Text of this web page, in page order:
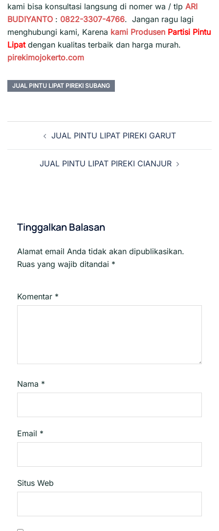
kami bisa konsultasi langsung di nomer wa / tlp ARI
BUDIYANTO : 0822-3307-4766. Jangan ragu lagi
menghubungi kami, Karena kami Produsen Partisi Pintu
Lipat dengan kualitas terbaik dan harga murah.
pirekimojokerto.com
JUAL PINTU LIPAT PIREKI SUBANG
Navigasi
Tulisan JUAL PINTU LIPAT PIREKI GARUT
JUAL PINTU LIPAT PIREKI CIANJUR
Tinggalkan Balasan
Alamat email Anda tidak akan dipublikasikan.
Ruas yang wajib ditandai *
Komentar *
Nama *
Email *
Situs Web